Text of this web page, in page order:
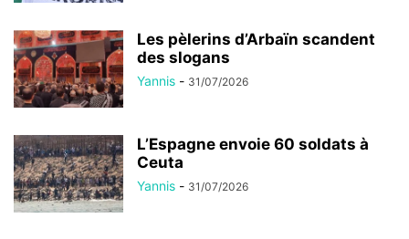
Les pèlerins d’Arbaïn scandent
des slogans
Yannis - 31/07/2026
L’Espagne envoie 60 soldats à
Ceuta
Yannis - 31/07/2026